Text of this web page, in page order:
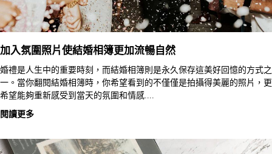
加入氛圍照片使結婚相簿更加流暢自然
婚禮是人生中的重要時刻，而結婚相簿則是永久保存這美好回憶的方式之
一。當你翻閱結婚相簿時，你希望看到的不僅僅是拍攝得美麗的照片，更
希望能夠重新感受到當天的氛圍和情感....
閱讀更多